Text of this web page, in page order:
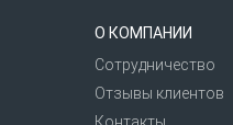
О КОМПАНИИ
Сотрудничество
Отзывы клиентов